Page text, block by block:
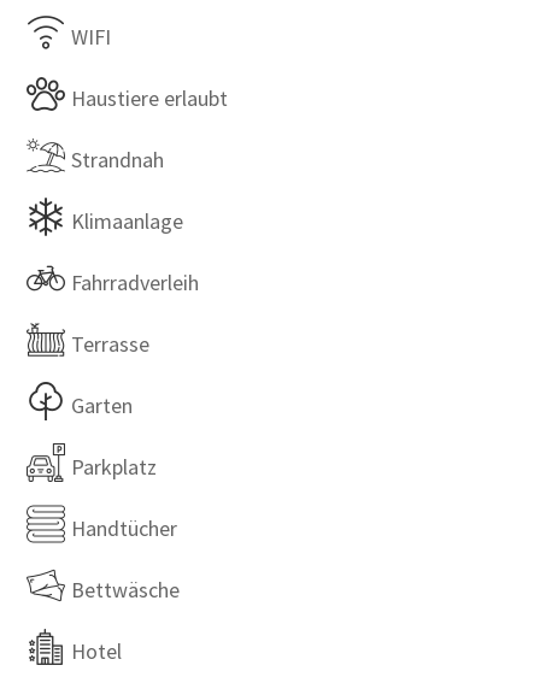
WIFI
Haustiere erlaubt
Strandnah
Klimaanlage
Fahrradverleih
Terrasse
Garten
Parkplatz
Handtücher
Bettwäsche
Hotel